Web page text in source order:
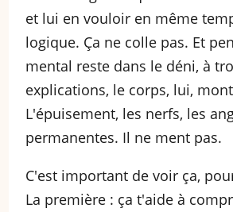
et lui en vouloir en même
logique. Ça ne colle pas. Et
mental reste dans le déni, à
explications, le corps, lui,
L'épuisement, les nerfs, les
permanentes. Il ne ment pas.
C'est important de voir ça,
La première : ça t'aide à